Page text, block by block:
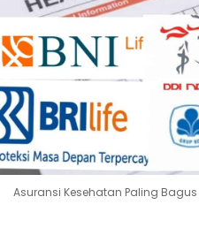
Asuransi Kesehatan Paling